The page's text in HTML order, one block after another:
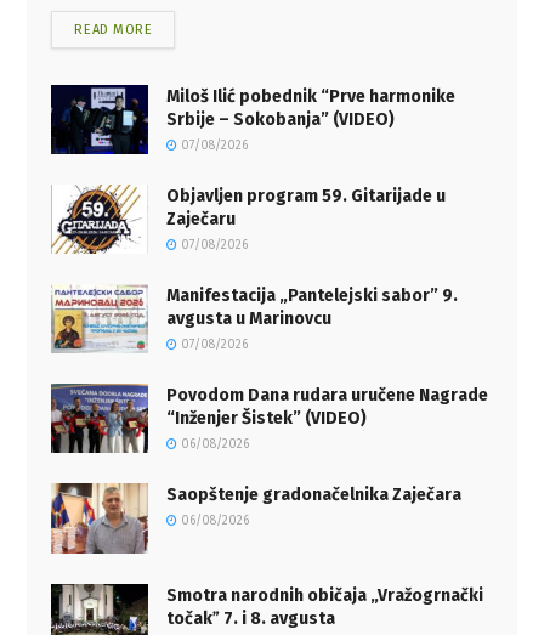
READ MORE
Miloš Ilić pobednik “Prve harmonike
Srbije – Sokobanja” (VIDEO)
07/08/2026
Objavljen program 59. Gitarijade u
Zaječaru
07/08/2026
Manifestacija „Pantelejski sabor” 9.
avgusta u Marinovcu
07/08/2026
Povodom Dana rudara uručene Nagrade
“Inženjer Šistek” (VIDEO)
06/08/2026
Saopštenje gradonačelnika Zaječara
06/08/2026
Smotra narodnih običaja „Vražogrnački
točakˮ 7. i 8. avgusta